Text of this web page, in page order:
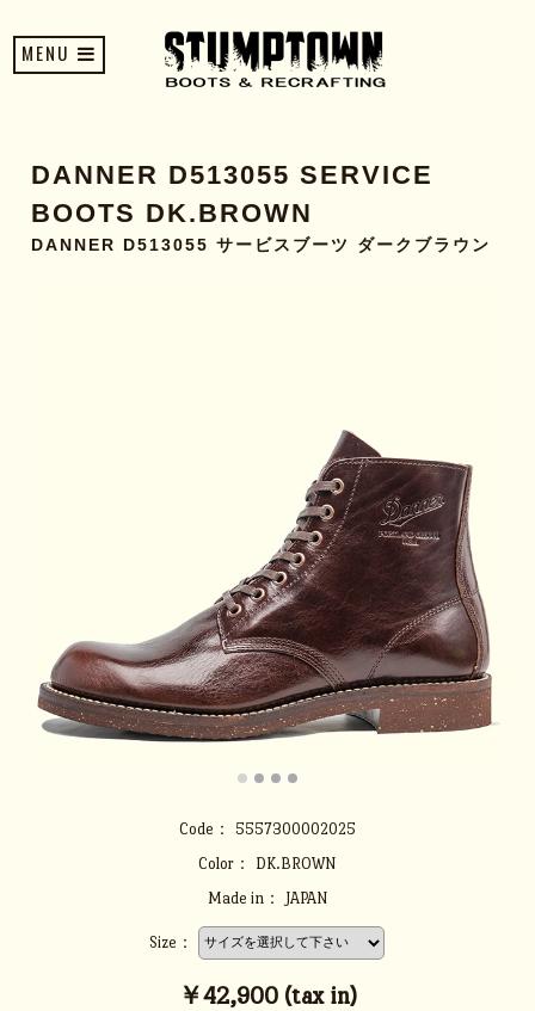
MENU
DANNER D513055 SERVICE
BOOTS DK.BROWN
DANNER D513055 サービスブーツ ダークブラウン
Code：
5557300002025
Color：
DK.BROWN
Made in：
JAPAN
Size：
￥42,900 (tax in)